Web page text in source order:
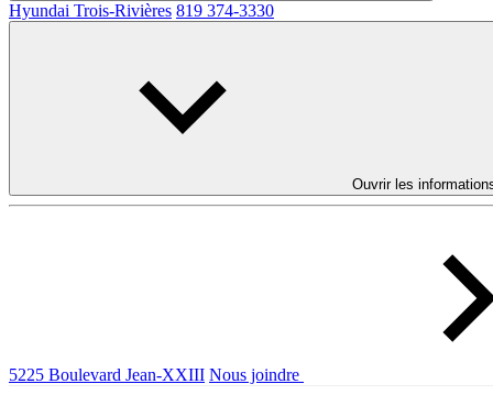
Hyundai Trois-Rivières 819 374-3330
Ouvrir les
5225 Boulevard Jean-XXIII Nous joindre